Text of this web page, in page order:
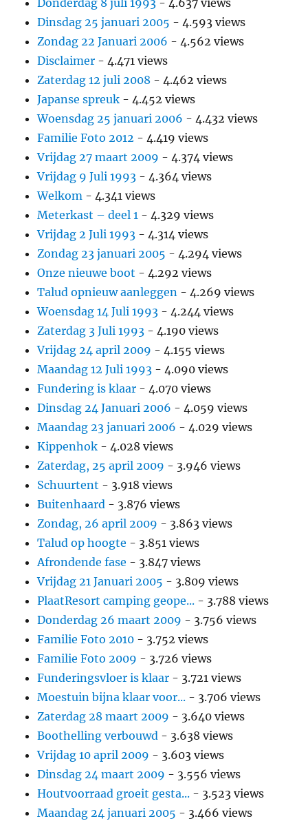
Donderdag 8 juli 1993 - 4.637 views
Dinsdag 25 januari 2005 - 4.593 views
Zondag 22 Januari 2006 - 4.562 views
Disclaimer - 4.471 views
Zaterdag 12 juli 2008 - 4.462 views
Japanse spreuk - 4.452 views
Woensdag 25 januari 2006 - 4.432 views
Familie Foto 2012 - 4.419 views
Vrijdag 27 maart 2009 - 4.374 views
Vrijdag 9 Juli 1993 - 4.364 views
Welkom - 4.341 views
Meterkast – deel 1 - 4.329 views
Vrijdag 2 Juli 1993 - 4.314 views
Zondag 23 januari 2005 - 4.294 views
Onze nieuwe boot - 4.292 views
Talud opnieuw aanleggen - 4.269 views
Woensdag 14 Juli 1993 - 4.244 views
Zaterdag 3 Juli 1993 - 4.190 views
Vrijdag 24 april 2009 - 4.155 views
Maandag 12 Juli 1993 - 4.090 views
Fundering is klaar - 4.070 views
Dinsdag 24 Januari 2006 - 4.059 views
Maandag 23 januari 2006 - 4.029 views
Kippenhok - 4.028 views
Zaterdag, 25 april 2009 - 3.946 views
Schuurtent - 3.918 views
Buitenhaard - 3.876 views
Zondag, 26 april 2009 - 3.863 views
Talud op hoogte - 3.851 views
Afrondende fase - 3.847 views
Vrijdag 21 Januari 2005 - 3.809 views
PlaatResort camping geope... - 3.788 views
Donderdag 26 maart 2009 - 3.756 views
Familie Foto 2010 - 3.752 views
Familie Foto 2009 - 3.726 views
Funderingsvloer is klaar - 3.721 views
Moestuin bijna klaar voor... - 3.706 views
Zaterdag 28 maart 2009 - 3.640 views
Boothelling verbouwd - 3.638 views
Vrijdag 10 april 2009 - 3.603 views
Dinsdag 24 maart 2009 - 3.556 views
Houtvoorraad groeit gesta... - 3.523 views
Maandag 24 januari 2005 - 3.466 views